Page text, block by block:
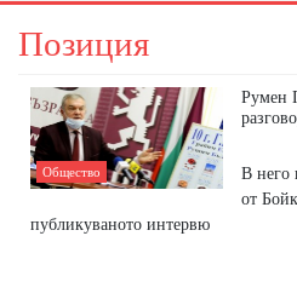
Позиция
Общество
Румен
В него
от
публикуваното интервю